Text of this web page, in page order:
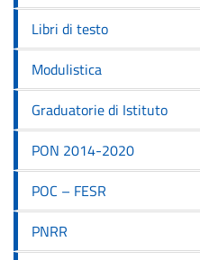
Libri di testo
Modulistica
Graduatorie di Istituto
PON 2014-2020
POC – FESR
PNRR